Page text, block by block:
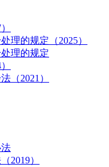
理的规定（2025）
理的规定
（2021）
2019）